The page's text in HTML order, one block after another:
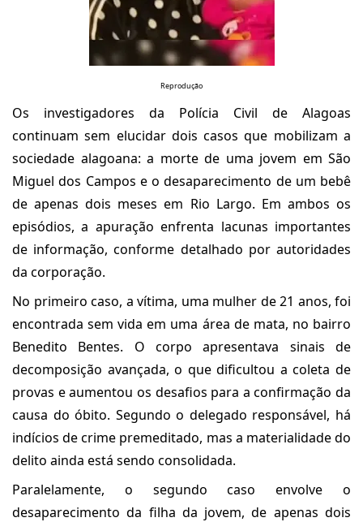
Reprodução
Os investigadores da Polícia Civil de Alagoas
continuam sem elucidar dois casos que mobilizam a
sociedade alagoana: a morte de uma jovem em São
Miguel dos Campos e o desaparecimento de um bebê
de apenas dois meses em Rio Largo. Em ambos os
episódios, a apuração enfrenta lacunas importantes
de informação, conforme detalhado por autoridades
da corporação.
No primeiro caso, a vítima, uma mulher de 21 anos, foi
encontrada sem vida em uma área de mata, no bairro
Benedito Bentes. O corpo apresentava sinais de
decomposição avançada, o que dificultou a coleta de
provas e aumentou os desafios para a confirmação da
causa do óbito. Segundo o delegado responsável, há
indícios de crime premeditado, mas a materialidade do
delito ainda está sendo consolidada.
Paralelamente, o segundo caso envolve o
desaparecimento da filha da jovem, de apenas dois